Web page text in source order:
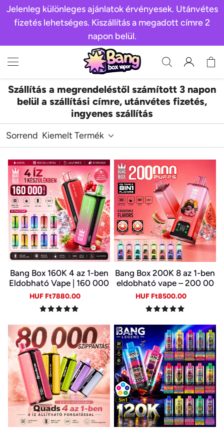
Jelenleg különleges ajánlatok érvényesek. Utánvétes
fizetés lehetséges. Kiszállítás a megadott címre 2
napon belül.
Szállítás a megrendeléstől számított 3 napon
belül a szállítási címre, utánvétes fizetés,
ingyenes szállítás
Sorrend Kiemelt Termék
Bang Box 160K 4 az 1-ben
Eldobható Vape | 160 000
Slukk | 4 Íz Egy Készülékb
en | Type-C | 0–5% Nikotin
Sale
HUF Ft7880.00
Bang Box 200K 8 az 1-ben
eldobható vape – 200 00
0 slukk, 10 íz
Sale
HUF Ft8500.00